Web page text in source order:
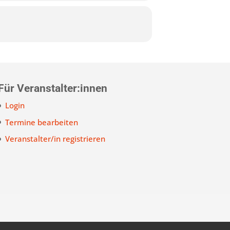
Veranstalter:innen
Login
Termine bearbeiten
Veranstalter/in registrieren